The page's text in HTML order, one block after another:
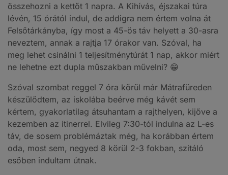
összehozni a kettőt 1 napra. A Kihívás, éjszakai túra
lévén, 15 órától indul, de addigra nem értem volna át
Felsőtárkányba, így most a 45-ös táv helyett a 30-asra
neveztem, annak a rajtja 17 órakor van. Szóval, ha
meg lehet csinálni 1 teljesítménytúrát 1 nap, akkor miért
ne lehetne ezt dupla műszakban művelni? 😁
Szóval szombat reggel 7 óra körül már Mátrafüreden
készülődtem, az iskolába beérve még kávét sem
kértem, gyakorlatilag átsuhantam a rajthelyen, kijőve a
kezemben az itinerrel. Elvileg 7:30-tól indulna az L-es
táv, de sosem problémáztak még, ha korábban értem
oda, most sem, negyed 8 körül 2-3 fokban, szitáló
esőben indultam útnak.